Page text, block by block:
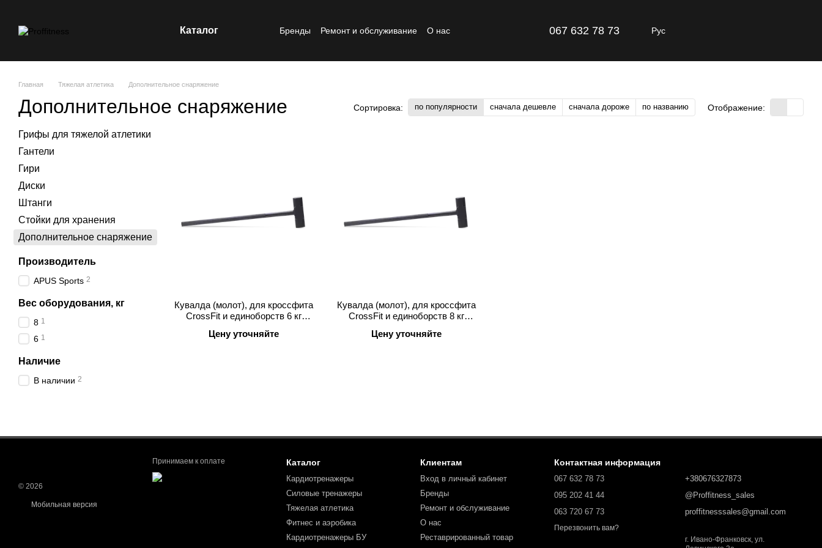
Каталог Бренды Ремонт и обслуживание
О нас
067 632 78 73 Рус
Главная Тяжелая атлетика Дополнительное снаряжение
Дополнительное снаряжение Сортировка: по популярности сначала дешевле сначала дороже по названию Отображение:
Кувалда (молот), для кроссфита
CrossFit и единоборств 6 кг
Training Hammer APUS Sports
Цену уточняйте
Кувалда (молот), для кроссфита
CrossFit и единоборств 8 кг
Цену уточняйте
Грифы для тяжелой атлетики
Гантели
Гири
Диски
Штанги
Стойки для хранения
Дополнительное снаряжение
Производитель
APUS Sports 2
Вес оборудования, кг
8 1
6 1
Наличие
В наличии 2
© 2026
Мобильная версия
Принимаем к оплате Каталог
Кардиотренажеры
Силовые тренажеры
Тяжелая атлетика
Фитнес и аэробика
Кардиотренажеры БУ
Клиентам
Вход в личный кабинет
Бренды
Ремонт и обслуживание
О нас
Реставрированный товар
Контактная информация
067 632 78 73
095 202 41 44
063 720 67 73
Перезвонить вам?
+380676327873
@Proffitness_sales
proffitnesssales@gmail.com
г. Ивано-Франковск, ул.